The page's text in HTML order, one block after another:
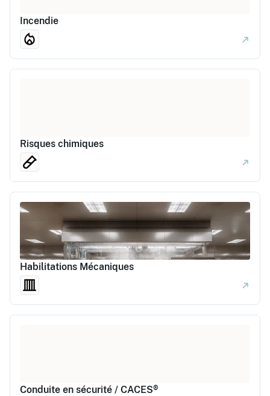
Incendie
Risques chimiques
Habilitations Mécaniques
Conduite en sécurité / CACES®